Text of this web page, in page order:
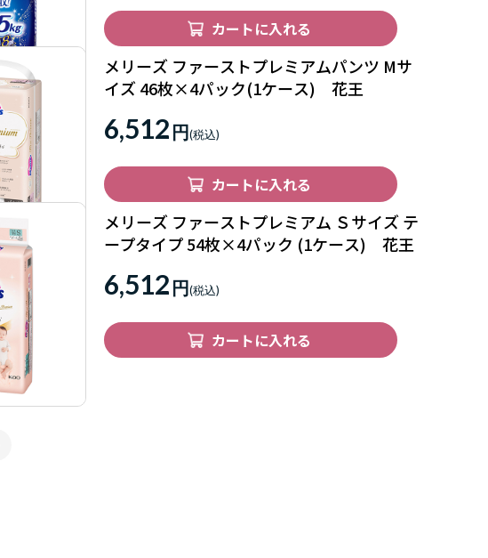
カートに入れる
メリーズ ファーストプレミアムパンツ Mサ
イズ 46枚×4パック(1ケース) 花王
6,512 円
カートに入れる
メリーズ ファーストプレミアム Ｓサイズ テ
ープタイプ 54枚×4パック (1ケース) 花王
6,512 円
カートに入れる